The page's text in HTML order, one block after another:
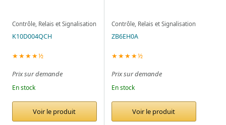
Contrôle, Relais et Signalisation
K10D004QCH
★★★★½
Prix sur demande
En stock
Voir le produit
Contrôle, Relais et Signalisation
ZB6EH0A
★★★★½
Prix sur demande
En stock
Voir le produit